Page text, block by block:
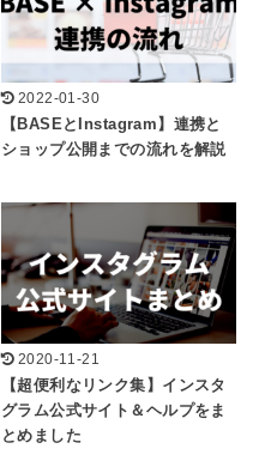
2022-01-30
【BASEとInstagram】連携と
ショップ公開までの流れを解説
2020-11-21
【超便利なリンク集】インスタ
グラム公式サイト＆ヘルプをま
とめました